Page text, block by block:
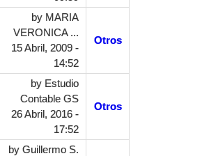
by MARIA
VERONICA ...
15 Abril, 2009 -
14:52
Otros
by Estudio
Contable GS
26 Abril, 2016 -
17:52
Otros
by Guillermo S.